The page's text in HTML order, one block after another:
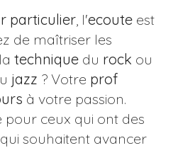
particulier, l'ecouteest
de maîtriser les
, la techniquedu rock ou
jazz ? Votre prof
à votre passion.
pour ceux qui ont des
souhaitent avancer